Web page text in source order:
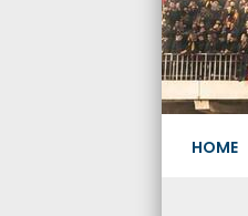
HOME